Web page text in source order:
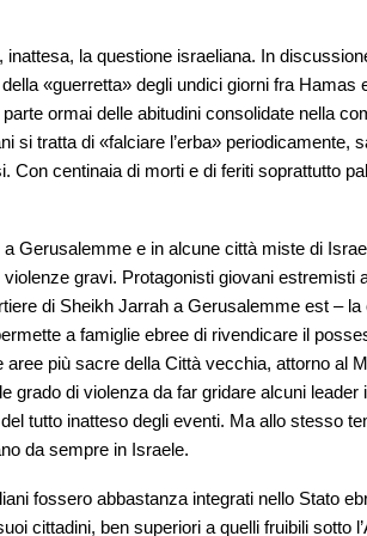
la questione israeliana. In
«guerretta» degli undici giorni fra Hamas
ormai delle abitudini consolidate nella
si tratta di «falciare l’erba» periodicamente,
Con centinaia di morti e di feriti soprattutto
Gerusalemme e in alcune città miste di
gravi. Protagonisti giovani estremisti
di Sheikh Jarrah a Gerusalemme est –
a famiglie ebree di rivendicare il
più sacre della Città vecchia, attorno al
grado di violenza da far gridare alcuni leader
tutto inatteso degli eventi. Ma allo stesso
da sempre in Israele.
fossero abbastanza integrati nello Stato
cittadini, ben superiori a quelli fruibili sotto